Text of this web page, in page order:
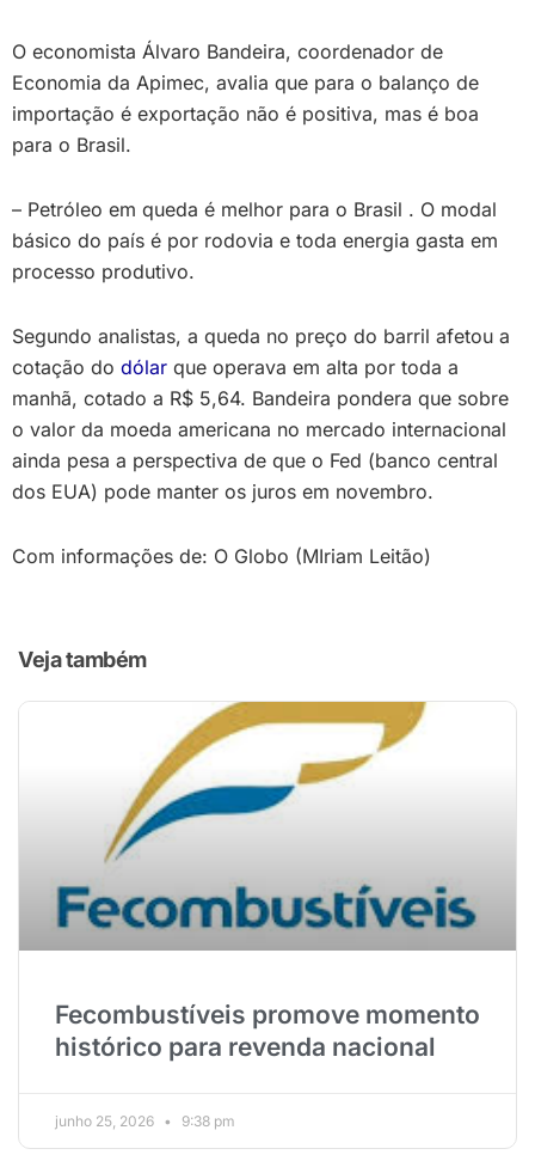
O economista Álvaro Bandeira, coordenador de
Economia da Apimec, avalia que para o balanço de
importação é exportação não é positiva, mas é boa
para o Brasil.
– Petróleo em queda é melhor para o Brasil . O modal
básico do país é por rodovia e toda energia gasta em
processo produtivo.
Segundo analistas, a queda no preço do barril afetou a
cotação do dólar que operava em alta por toda a
manhã, cotado a R$ 5,64. Bandeira pondera que sobre
o valor da moeda americana no mercado internacional
ainda pesa a perspectiva de que o Fed (banco central
dos EUA) pode manter os juros em novembro.
Com informações de: O Globo (MIriam Leitão)
Veja também
Fecombustíveis promove momento
histórico para revenda nacional
junho 25, 2026 9:38 pm